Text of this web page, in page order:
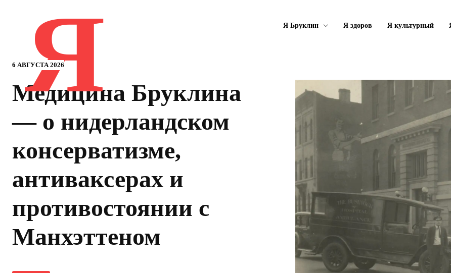
6 АВГУСТА 2026
Я Я Бруклин Я здоров Я культурный
Медицина Бруклина
— о нидерландском
консерватизме,
антиваксерах и
противостоянии с
Манхэттеном